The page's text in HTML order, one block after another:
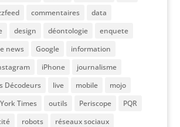
commentaires
data
design déontologie
enquete
news Google
information
iPhone
journalisme
Décodeurs live mobile
mojo
Times outils Periscope
PQR
robots
réseaux sociaux